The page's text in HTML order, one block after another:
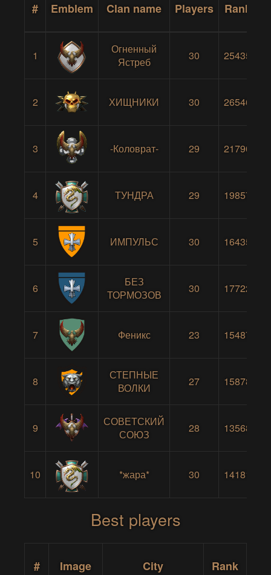
# Emblem Clan name Players Rank
1
Огненный
Ястреб
30 25435
2 ХИЩНИКИ 30 26546
3 -Коловрат- 29 21790
4 ТУНДРА 29 19857
5 ИМПУЛЬС 30 16435
6
БЕЗ
ТОРМОЗОВ
30 17722
7 Феникс 23 15487
8
СТЕПНЫЕ
ВОЛКИ
27 15878
9
СОВЕТСКИЙ
СОЮЗ
28 13568
10 *жара* 30 14181
Best players
# Image City Rank